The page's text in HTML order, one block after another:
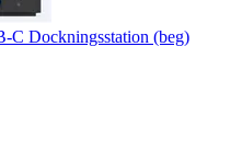
C Dockningsstation (beg)